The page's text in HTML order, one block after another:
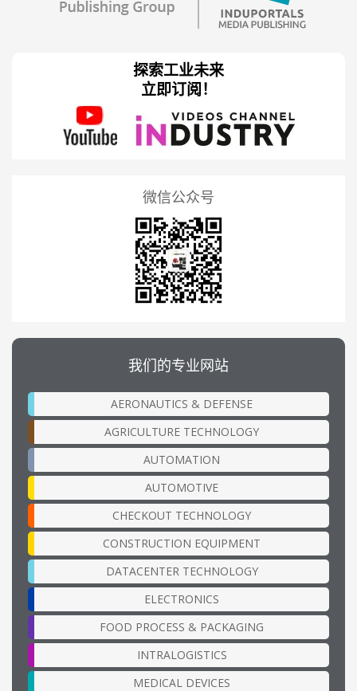
探索工业未来
立即订阅！
微信公众号
我们的专业网站
AERONAUTICS & DEFENSE
AGRICULTURE TECHNOLOGY
AUTOMATION
AUTOMOTIVE
CHECKOUT TECHNOLOGY
CONSTRUCTION EQUIPMENT
DATACENTER TECHNOLOGY
ELECTRONICS
FOOD PROCESS & PACKAGING
INTRALOGISTICS
MEDICAL DEVICES